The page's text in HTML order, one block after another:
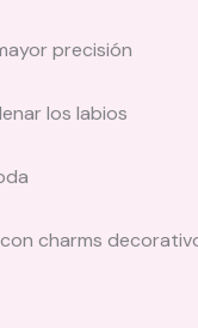
precisión
los labios
charms